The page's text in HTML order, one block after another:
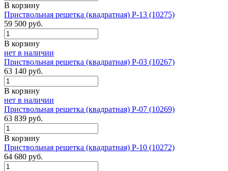
В корзину
Приствольная решетка (квадратная) Р-13 (10275)
59 500 руб.
В корзину
нет в наличии
Приствольная решетка (квадратная) Р-03 (10267)
63 140 руб.
В корзину
нет в наличии
Приствольная решетка (квадратная) Р-07 (10269)
63 839 руб.
В корзину
Приствольная решетка (квадратная) Р-10 (10272)
64 680 руб.